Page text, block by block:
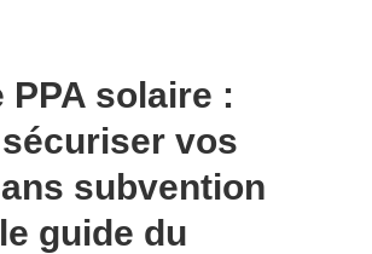
PPA solaire :
vos
subvention
guide du